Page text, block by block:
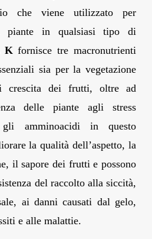
che viene utilizzato per
piante in qualsiasi tipo di
K fornisce tre macronutrienti
sia per la vegetazione
dei frutti, oltre ad
delle piante agli stress
amminoacidi in questo
la qualità dell’aspetto, la
il sapore dei frutti e possono
del raccolto alla siccità,
ai danni causati dal gelo,
e alle malattie.